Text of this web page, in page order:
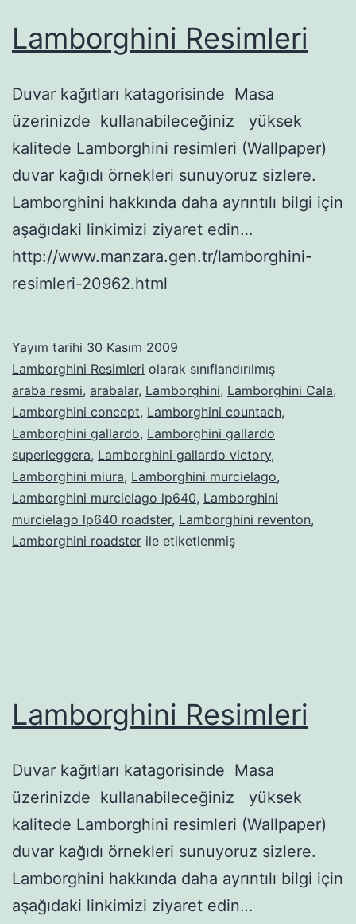
Lamborghini Resimleri
Duvar kağıtları katagorisinde Masa
üzerinizde kullanabileceğiniz yüksek
kalitede Lamborghini resimleri (Wallpaper)
duvar kağıdı örnekleri sunuyoruz sizlere.
Lamborghini hakkında daha ayrıntılı bilgi için
aşağıdaki linkimizi ziyaret edin…
http://www.manzara.gen.tr/lamborghini-
resimleri-20962.html
Yayım tarihi 30 Kasım 2009
Lamborghini Resimleri olarak sınıflandırılmış
araba resmi, arabalar, Lamborghini, Lamborghini Cala,
Lamborghini concept, Lamborghini countach,
Lamborghini gallardo, Lamborghini gallardo
superleggera, Lamborghini gallardo victory,
Lamborghini miura, Lamborghini murcielago,
Lamborghini murcielago lp640, Lamborghini
murcielago lp640 roadster, Lamborghini reventon,
Lamborghini roadster ile etiketlenmiş
Lamborghini Resimleri
Duvar kağıtları katagorisinde Masa
üzerinizde kullanabileceğiniz yüksek
kalitede Lamborghini resimleri (Wallpaper)
duvar kağıdı örnekleri sunuyoruz sizlere.
Lamborghini hakkında daha ayrıntılı bilgi için
aşağıdaki linkimizi ziyaret edin…